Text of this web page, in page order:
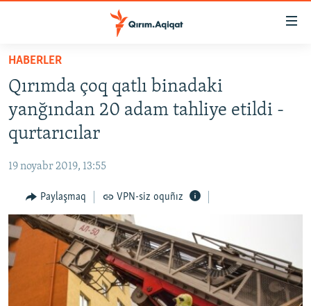
Esas
qaytmaq
Baş
navigatsiyağa
qaytmaq
Qıdıruvğa
qaytmaq
HABERLER
SİYASET
İQTİSADİYAT
MEDENİYET
İNSAN AQLARI
VİDEO
SÜRET
BLOGLAR
HABERLER
Qırımda çoq qatlı binadaki
yanğından 20 adam tahliye etildi -
qurtarıcılar
19 noyabr 2019, 13:55
Paylaşmaq VPN-siz oquñız